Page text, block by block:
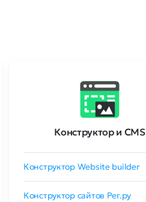
Конструктор и CMS
Конструктор Website builder
Конструктор сайтов Рег.ру